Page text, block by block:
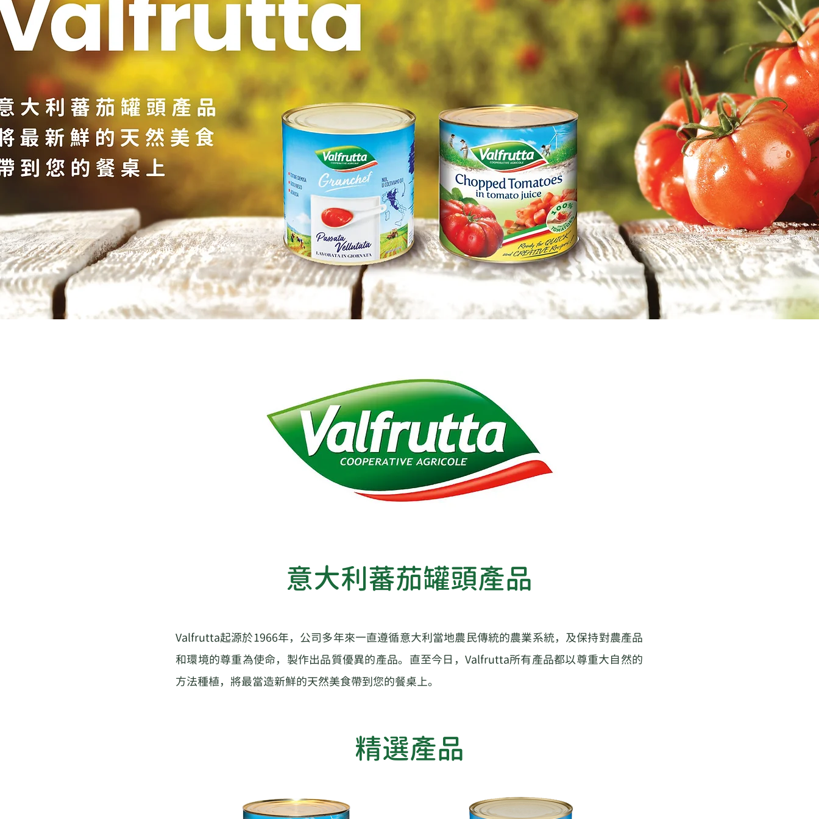
意大利蕃茄罐頭產品
Valfrutta起源於1966年，公司多年來一直遵循意大利當地農民傳統的農業系統，及保持對農產品
和環境的尊重為使命，製作出品質優異的產品。直至今日，Valfrutta所有產品都以尊重大自然的
方法種植，將最當造新鮮的天然美食帶到您的餐桌上。
​精選產品